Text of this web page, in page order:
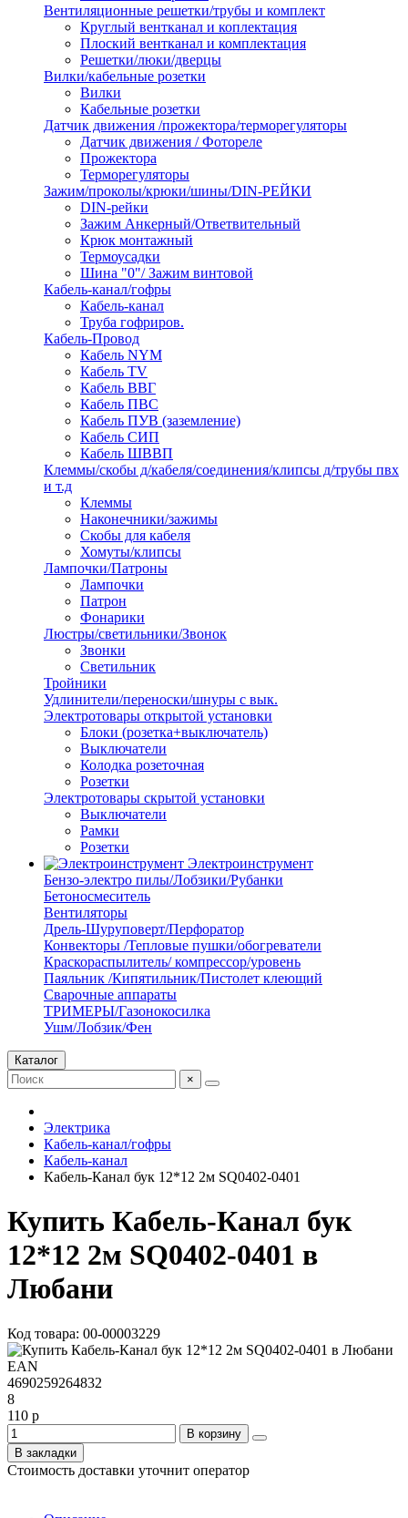
Вентиляционные решетки/трубы и комплект
Круглый вентканал и коплектация
Плоский вентканал и комплектация
Решетки/люки/дверцы
Вилки/кабельные розетки
Вилки
Кабельные розетки
Датчик движения /прожектора/терморегуляторы
Датчик движения / Фотореле
Прожектора
Терморегуляторы
Зажим/проколы/крюки/шины/DIN-РЕЙКИ
DIN-рейки
Зажим Анкерный/Ответвительный
Крюк монтажный
Термоусадки
Шина "0"/ Зажим винтовой
Кабель-канал/гофры
Кабель-канал
Труба гофриров.
Кабель-Провод
Кабель NYM
Кабель TV
Кабель ВВГ
Кабель ПВС
Кабель ПУВ (заземление)
Кабель СИП
Кабель ШВВП
Клеммы/скобы д/кабеля/соединения/клипсы д/трубы пвх
и т.д
Клеммы
Наконечники/зажимы
Скобы для кабеля
Хомуты/клипсы
Лампочки/Патроны
Лампочки
Патрон
Фонарики
Люстры/светильники/Звонок
Звонки
Светильник
Тройники
Удлинители/переноски/шнуры с вык.
Электротовары открытой установки
Блоки (розетка+выключатель)
Выключатели
Колодка розеточная
Розетки
Электротовары скрытой установки
Выключатели
Рамки
Розетки
Электроинструмент
Бензо-электро пилы/Лобзики/Рубанки
Бетоносмеситель
Вентиляторы
Дрель-Шуруповерт/Перфоратор
Конвекторы /Тепловые пушки/обогреватели
Краскораспылитель/ компрессор/уровень
Паяльник /Кипятильник/Пистолет клеющий
Сварочные аппараты
ТРИМЕРЫ/Газонокосилка
Ушм/Лобзик/Фен
Каталог
×
Электрика
Кабель-канал/гофры
Кабель-канал
Кабель-Канал бук 12*12 2м SQ0402-0401
Купить Кабель-Канал бук
12*12 2м SQ0402-0401 в
Любани
Код товара: 00-00003229
EAN
4690259264832
8
110 р
В корзину
В закладки
Стоимость доставки уточнит оператор